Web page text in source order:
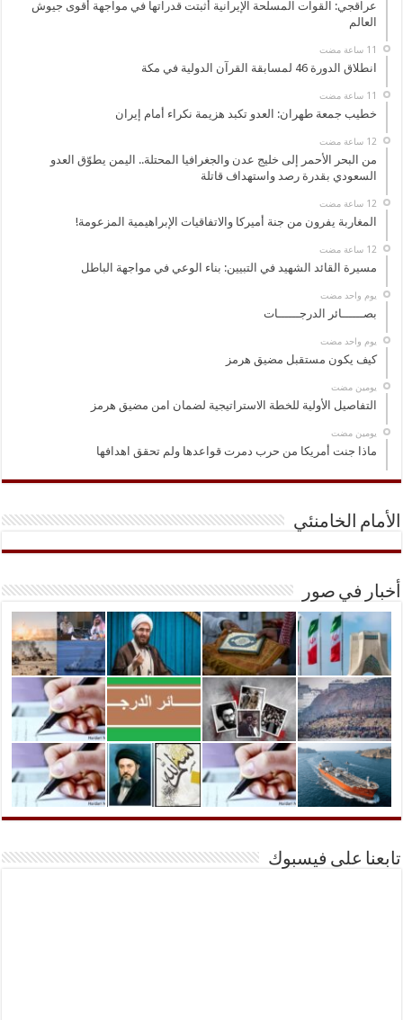
عراقجي: القوات المسلحة الإيرانية أثبتت قدراتها في مواجهة أقوى جيوش
العالم
انطلاق الدورة 46 لمسابقة القرآن الدولية في مكة
خطيب جمعة طهران: العدو تكبد هزيمة نكراء أمام إيران
من البحر الأحمر إلى خليج عدن والجغرافيا المحتلة.. اليمن يطوّق العدو
السعودي بقدرة رصد واستهداف قاتلة
المغاربة يفرون من جنة أميركا والاتفاقيات الإبراهيمية المزعومة!
مسيرة القائد الشهيد في التبيين: بناء الوعي في مواجهة الباطل
‏يوم واحد مضت
بصــــــائر الدرجــــــات
‏يوم واحد مضت
كيف يكون مستقبل مضيق هرمز
‏يومين مضت
التفاصيل الأولية للخطة الاستراتيجية لضمان امن مضيق هرمز
‏يومين مضت
ماذا جنت أمريكا من حرب دمرت قواعدها ولم تحقق اهدافها
الأمام الخامنئي
أخبار في صور
تابعنا على فيسبوك